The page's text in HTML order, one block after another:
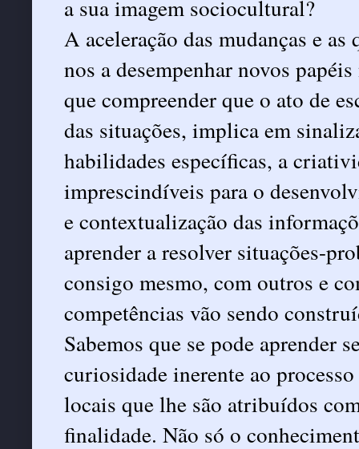
a sua imagem sociocultural?
A aceleração das mudanças e
nos a desempenhar novos
que compreender que o ato de
das situações, implica em
habilidades específicas, a
imprescindíveis para o
e contextualização das
aprender a resolver situações-
consigo mesmo, com outros e
competências vão sendo
Sabemos que se pode aprender
curiosidade inerente ao
locais que lhe são atribuídos
finalidade. Não só o